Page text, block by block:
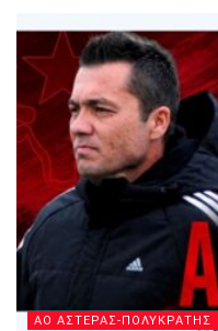
ΑΟ ΑΣΤΕΡΑΣ-ΠΟΛΥΚΡΑΤΗΣ